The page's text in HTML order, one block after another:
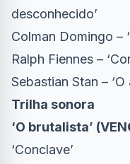
desconhecido’
Colman Domingo –
Ralph Fiennes –
Sebastian Stan – ‘O
Trilha sonora
‘O brutalista’
‘Conclave’